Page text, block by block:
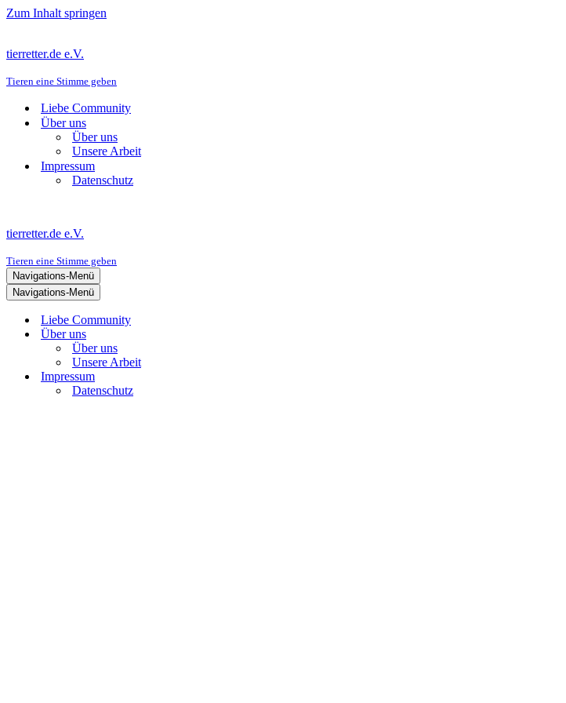
Zum Inhalt springen
tierretter.de e.V.
Tieren eine Stimme geben
Liebe Community
Über uns
Über uns
Unsere Arbeit
Impressum
Datenschutz
tierretter.de e.V.
Tieren eine Stimme geben
Navigations-Menü
Navigations-Menü
Liebe Community
Über uns
Über uns
Unsere Arbeit
Impressum
Datenschutz